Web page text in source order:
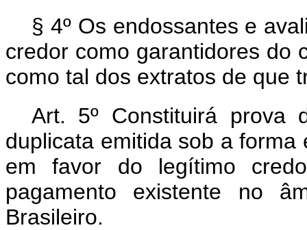
§ 4º Os endossantes e
credor como garantidores do
como tal dos extratos de que
Art. 5º Constituirá prova
duplicata emitida sob a
em favor do legítimo
pagamento existente no
Brasileiro.